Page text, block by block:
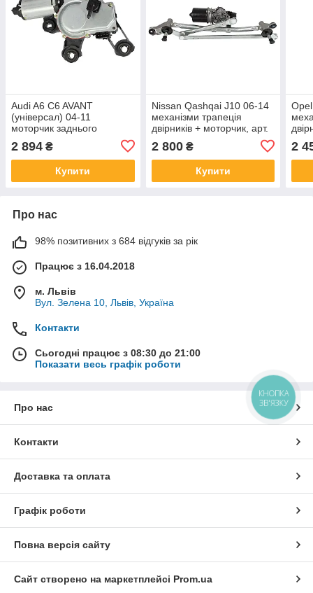
Audi A6 C6 AVANT
(універсал) 04-11
моторчик заднього
2 894 ₴
Купити
Nissan Qashqai J10 06-14
механізми трапеція
двірників + моторчик, арт.
2 800₴
Купити
2
Про нас
98% позитивних з 684 відгуків за рік
Працює з 16.04.2018
м. Львів
Вул. Зелена 10, Львів, Україна
Контакти
Сьогодні працює з 08:30 до 21:00
Показати весь графік роботи
Про нас
Контакти
Доставка та оплата
Графік роботи
Повна версія сайту
Сайт створено на маркетплейсі Prom.ua
КНОПКА
ЗВ'ЯЗКУ